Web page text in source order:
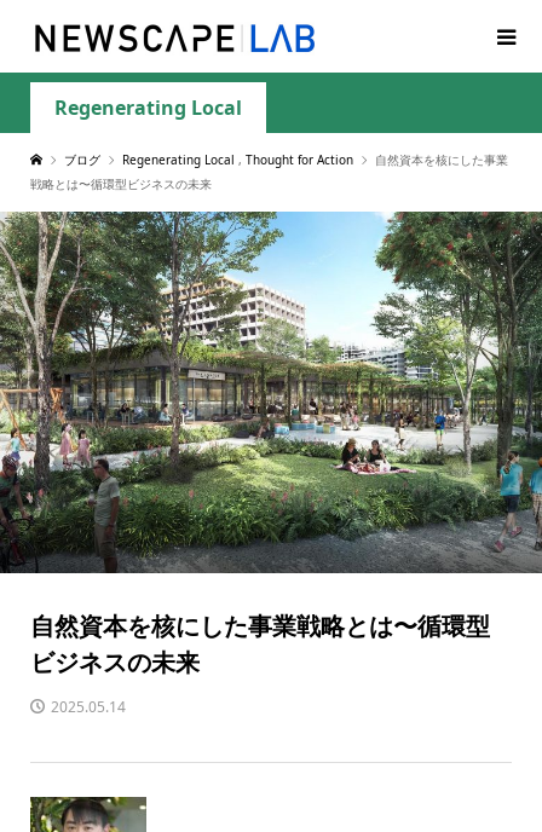
Regenerating Local
ブログ Regenerating Local , Thought for Action
自然資本を核にした事業
戦略とは〜循環型ビジネスの未来
自然資本を核にした事業戦略とは〜循環型
ビジネスの未来
2025.05.14